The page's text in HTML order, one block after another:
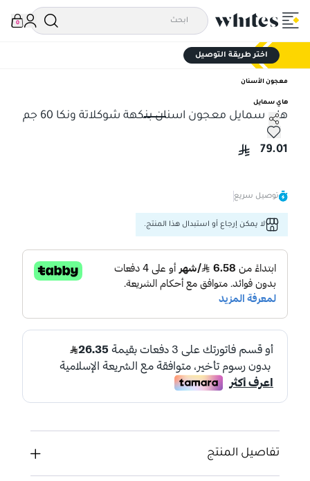
0
اختر طريقة التوصيل
معجون الأسنان
هاي سمايل
هاي سمايل معجون اسنان بنكهة شوكلاتة ونكا 60 جم
هاي سمايل معجون اسنان بنكهة شوكلاتة ونكا 60 جم
79.01
توصيل سريع
لا يمكن إرجاع أو استبدال هذا المنتج.
تفاصيل المنتج